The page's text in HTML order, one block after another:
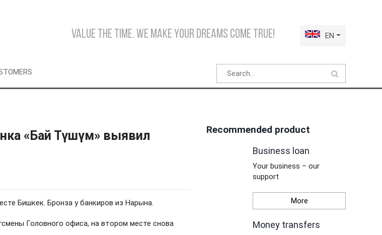
EN
Value the time. We make your dreams come true!
«Бай Түшүм» выявил
Бишкек. Бронза у банкиров из Нарына.
Головного офиса, на втором месте снова
Recommended product
Business loan
Your business – our
support
More
Money transfers